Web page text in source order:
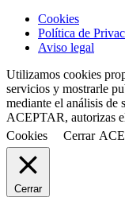
Cookies
Política de
Aviso legal
Utilizamos cookies
servicios y mostrarle
mediante el análisis de
ACEPTAR, autorizas
Cookies
Cerrar
Cerrar